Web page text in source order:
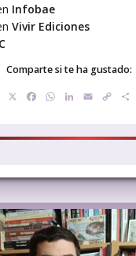
Infobae
Vivir Ediciones
Comparte si te ha gustado:
Facebook
WhatsApp
LinkedIn
EmailCopy